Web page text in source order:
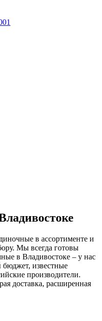
в ассортименте и
Мы всегда готовы
в Владивостоке – у нас
известные
производители.
доставка, расширенная